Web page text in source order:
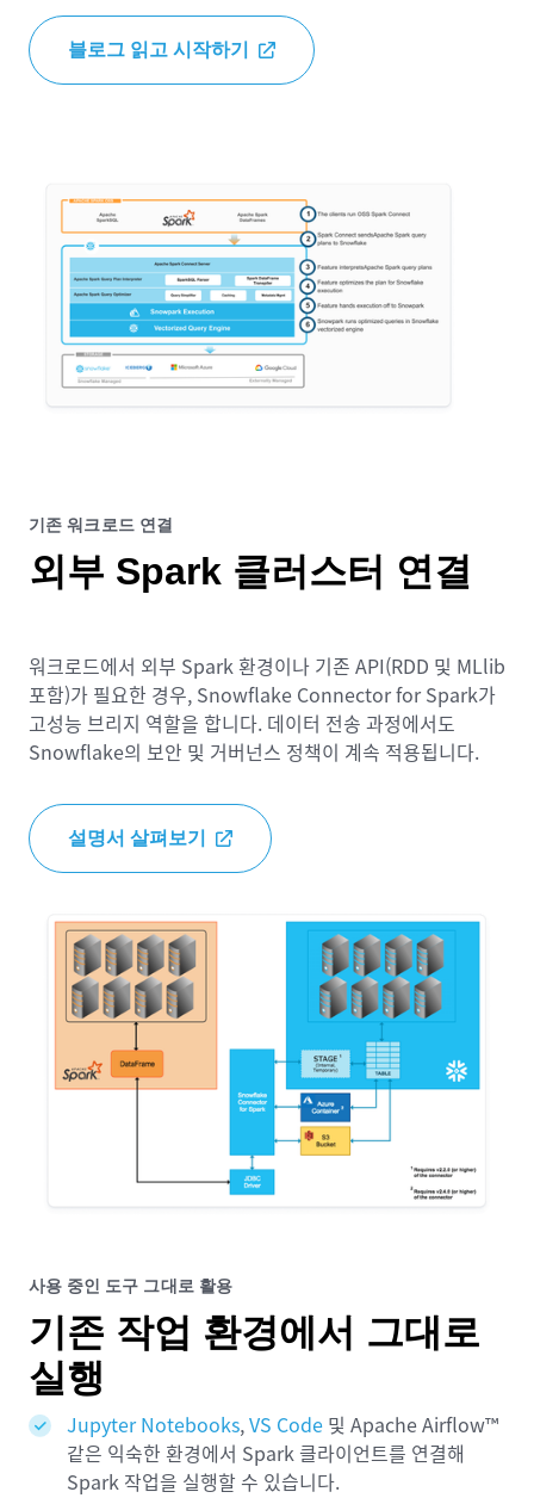
블로그 읽고 시작하기
기존 워크로드 연결
외부 Spark 클러스터 연결
워크로드에서 외부 Spark 환경이나 기존 API(RDD 및 MLlib
포함)가 필요한 경우, Snowflake Connector for Spark가
고성능 브리지 역할을 합니다. 데이터 전송 과정에서도
Snowflake의 보안 및 거버넌스 정책이 계속 적용됩니다.
설명서 살펴보기
사용 중인 도구 그대로 활용
기존 작업 환경에서 그대로
실행
Jupyter Notebooks,VS Code 및 Apache Airflow™
같은 익숙한 환경에서 Spark 클라이언트를 연결해
Spark 작업을 실행할 수 있습니다.